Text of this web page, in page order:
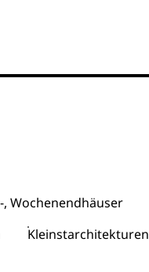
, Wochenendhäuser
Kleinstarchitekturen